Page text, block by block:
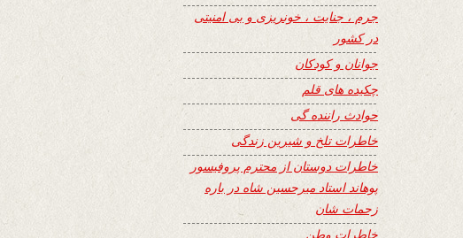
جرم ، جنایت ، خونریزی و بی امنیتی
در کشور
جوانان و کودکان
چکیده های قلم
حوادث راننده گی
خاطرات تلخ و شیرین زندگی
خاطرات دوستان از محترم پروفیسور
پوهاند استاد میرحسین شاه در باره
زحمات شان
خاطرات وطن